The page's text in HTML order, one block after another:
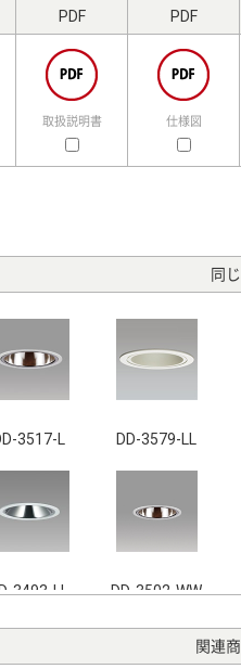
PDF
PDF
取扱説明書 仕様図
同
3517-L DD-3579-LL
3493-LL DD-3502-WW
関連